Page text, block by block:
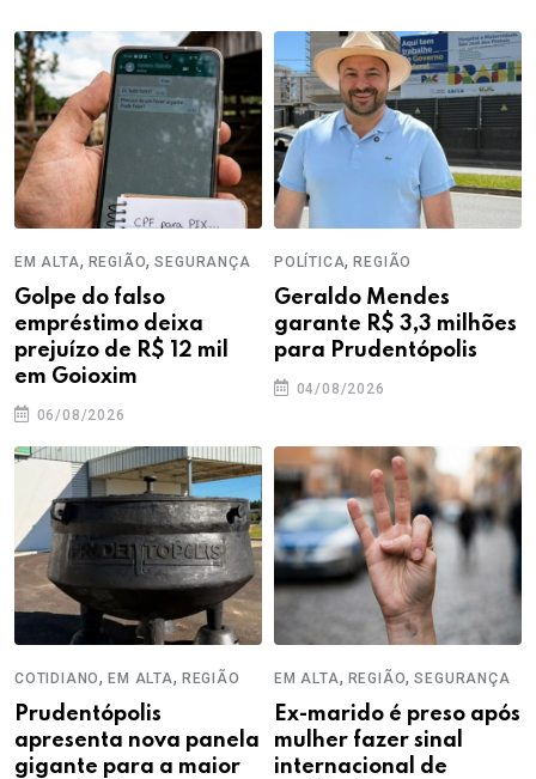
EM ALTA, REGIÃO,SEGURANÇA
Golpe do falso
empréstimo deixa
prejuízo de R$ 12 mil
em Goioxim
06/08/2026
POLÍTICA,REGIÃO
Geraldo Mendes
garante R$ 3,3 milhões
para Prudentópolis
04/08/2026
COTIDIANO,EM ALTA, REGIÃO
Prudentópolis
apresenta nova panela
gigante para a maior
EM ALTA, REGIÃO,SEGURANÇA
Ex-marido é preso após
mulher fazer sinal
internacional de